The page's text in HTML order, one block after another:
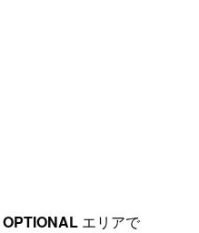
OPTIONAL エリアで